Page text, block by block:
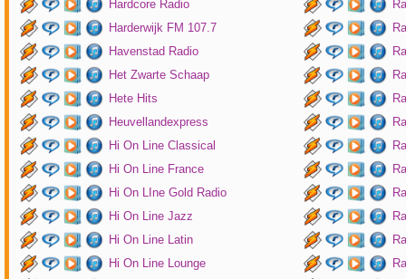
Hardcore Radio
Harderwijk FM 107.7
Havenstad Radio
Het Zwarte Schaap
Hete Hits
Heuvellandexpress
Hi On Line Classical
Hi On Line France
Hi On LIne Gold Radio
Hi On Line Jazz
Hi On Line Latin
Hi On Line Lounge